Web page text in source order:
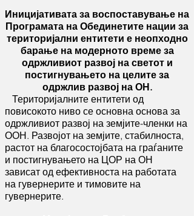
Иницијативата за воспоставување на
Програмата на Обединетите нации за
територијални ентитети е неопходно
барање на модерното време за
одржливиот развој на светот и
постигнувањето на целите за
одржлив развој на ОН.
Територијалните ентитети од
повисокото ниво се основна основа за
одржливиот развој на земјите-членки на
ООН. Развојот на земјите, стабилноста,
растот на благосостојбата на граѓаните
и постигнувањето на ЦОР на ОН
зависат од ефективноста на работата
на гувернерите и тимовите на
гувернерите.